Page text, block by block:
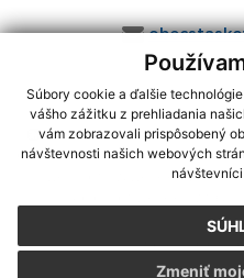
Súbory cookie a ďalšie
vášho zážitku z prehliadania
vám zobrazovali prispôsobený
návštevnosti našich webových
Zmeniť
využite možnosť získavania
CMS systém (redakčný) systém
webex.digital,
Posledná